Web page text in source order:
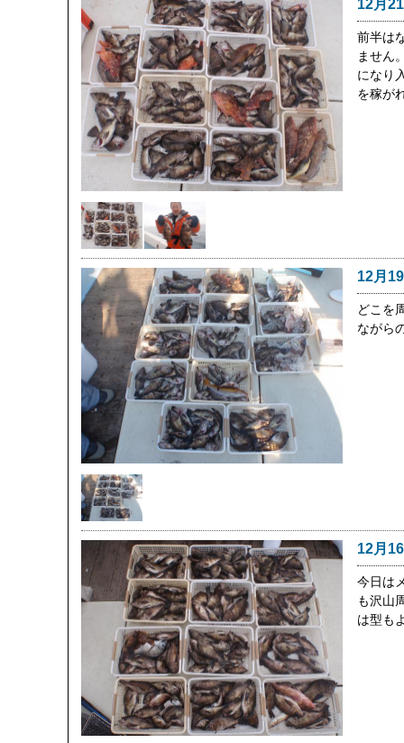
12月
前半は
ません
になり
を稼が
12月
どこを
ながら
12月
今日は
も沢山
は型も